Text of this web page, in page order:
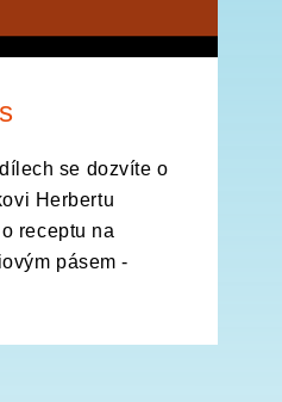
se dozvíte o
Herbertu
receptu na
pásem -